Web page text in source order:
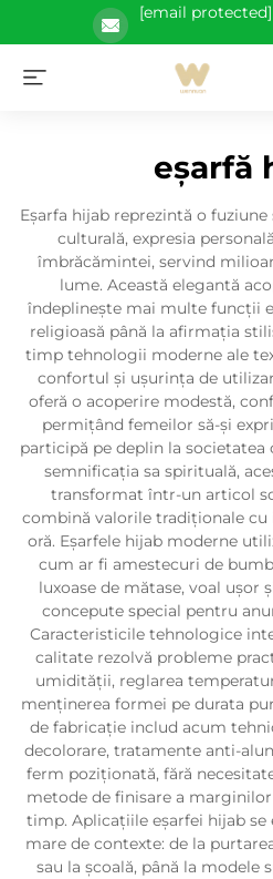
[email protected]
eșarfă
Eșarfa hijab reprezintă o
culturală, expresia
îmbrăcămintei, servind
lume. Această elegantă
îndeplinește mai multe funcții
religioasă până la afirmația
timp tehnologii moderne ale
confortul și ușurința de
oferă o acoperire modestă,
permițând femeilor să-și
participă pe deplin la
semnificația sa spirituală,
transformat într-un articol
combină valorile tradiționale
oră. Eșarfele hijab moderne
cum ar fi amestecuri de
luxoase de mătase, voal ușor
concepute special pentru
Caracteristicile tehnologice
calitate rezolvă probleme
umidității, reglarea
menținerea formei pe durata
de fabricație includ acum
decolorare, tratamente anti-
ferm poziționată, fără
metode de finisare a
timp. Aplicațiile eșarfei hijab
mare de contexte: de la
sau la școală, până la modele